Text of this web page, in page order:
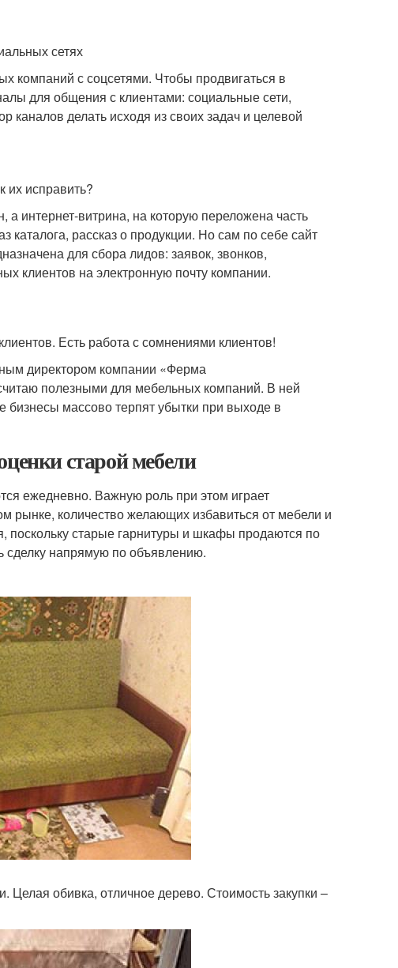
сетях
компаний с соцсетями. Чтобы продвигаться в
для общения с клиентами: социальные сети,
каналов делать исходя из своих задач и целевой
исправить?
а интернет-витрина, на которую переложена часть
рассказ о продукции. Но сам по себе сайт
для сбора лидов: заявок, звонков,
клиентов на электронную почту компании.
Есть работа с сомнениями клиентов!
директором компании «Ферма
полезными для мебельных компаний. В ней
бизнесы массово терпят убытки при выходе в
старой мебели
ежедневно. Важную роль при этом играет
рынке, количество желающих избавиться от мебели и
старые гарнитуры и шкафы продаются по
сделку напрямую по объявлению.
обивка, отличное дерево. Стоимость закупки –